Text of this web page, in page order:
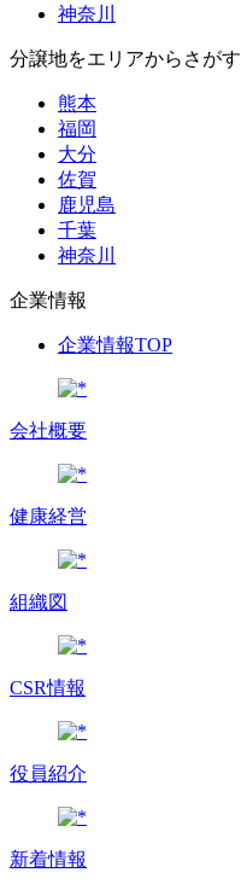
神奈川
分譲地をエリアからさがす
熊本
福岡
大分
佐賀
鹿児島
千葉
神奈川
企業情報
企業情報TOP
会社概要
健康経営
組織図
CSR情報
役員紹介
新着情報